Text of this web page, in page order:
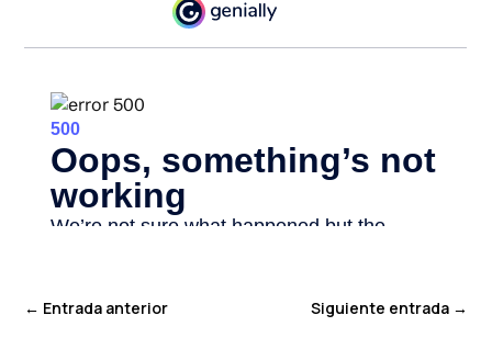
← Entrada anterior Siguiente entrada→